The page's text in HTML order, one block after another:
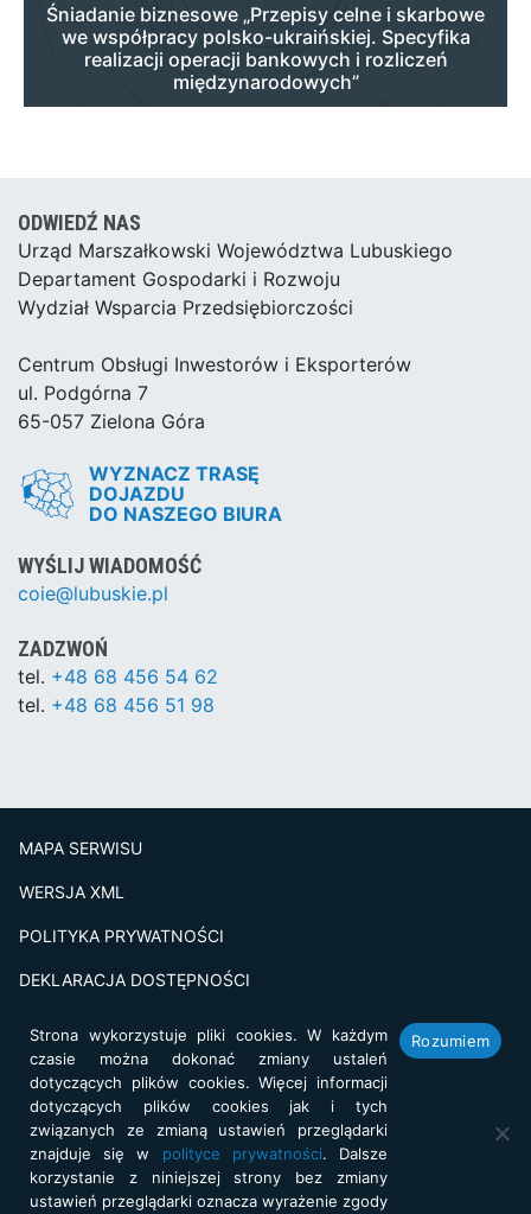
Śniadanie biznesowe „Przepisy celne i skarbowe
we współpracy polsko-ukraińskiej. Specyfika
realizacji operacji bankowych i rozliczeń
międzynarodowych”
ODWIEDŹ NAS
Urząd Marszałkowski Województwa Lubuskiego
Departament Gospodarki i Rozwoju
Wydział Wsparcia Przedsiębiorczości
Centrum Obsługi Inwestorów i Eksporterów
ul. Podgórna 7
65-057 Zielona Góra
WYZNACZ TRASĘ
DOJAZDU
DO NASZEGO BIURA
WYŚLIJ WIADOMOŚĆ
coie@lubuskie.pl
ZADZWOŃ
tel. +48 68 456 54 62
tel. +48 68 456 51 98
MAPA SERWISU
WERSJA XML
POLITYKA PRYWATNOŚCI
DEKLARACJA DOSTĘPNOŚCI
Projekt i realizacja: netkoncept.com
Strona wykorzystuje pliki cookies. W każdym
czasie można dokonać zmiany ustaleń
dotyczących plików cookies. Więcej informacji
dotyczących plików cookies jak i tych
związanych ze zmianą ustawień przeglądarki
znajduje się w polityce prywatności. Dalsze
korzystanie z niniejszej strony bez zmiany
ustawień przeglądarki oznacza wyrażenie zgody
Rozumiem